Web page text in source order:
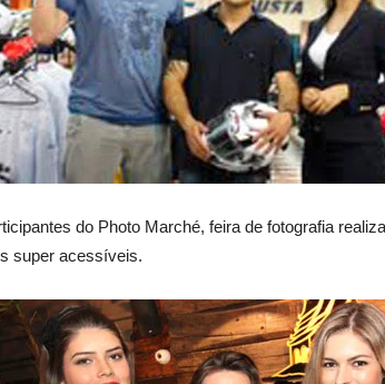
do Photo Marché, feira de fotografia
super acessíveis.